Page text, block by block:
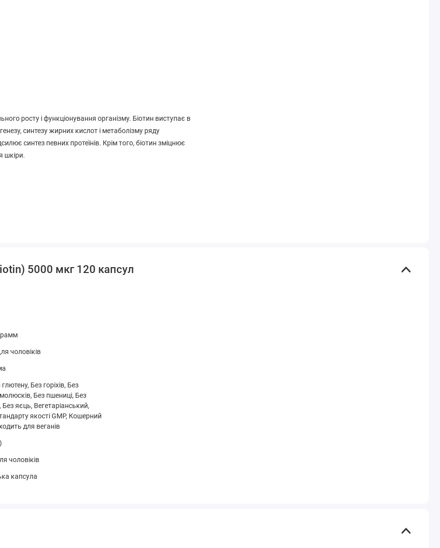
росту і функціонування організму. Біотин виступає в
синтезу жирних кислот і метаболізму ряду
синтез певних протеїнів. Крім того, біотин зміцнює
шкіри.
риби, молюсків або інгредієнтів горіхового горіха.
/ годування грудьми, прийом медичних препаратів
з лікарем перед вживанням даного продукту.
5000 мкг 120 капсул
чоловіків
Без горіхів, Без
Без пшениці, Без
Без яєць, Вегетаріанський,
якості GMP, Кошерний
для веганів
чоловіків
капсула